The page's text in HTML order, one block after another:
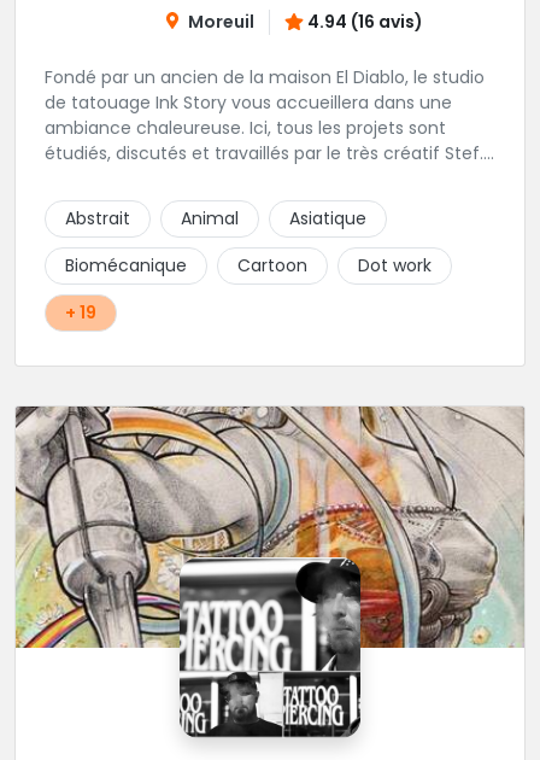
Moreuil 4.94 (16 avis)
Fondé par un ancien de la maison El Diablo, le studio
de tatouage Ink Story vous accueillera dans une
ambiance chaleureuse. Ici, tous les projets sont
étudiés, discutés et travaillés par le très créatif Stef.
Abstrait
Animal
Asiatique
Biomécanique
Cartoon
Dot work
+ 19